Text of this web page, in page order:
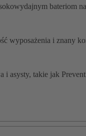
bateriom
wyposażenia i znany
i asysty, takie jak